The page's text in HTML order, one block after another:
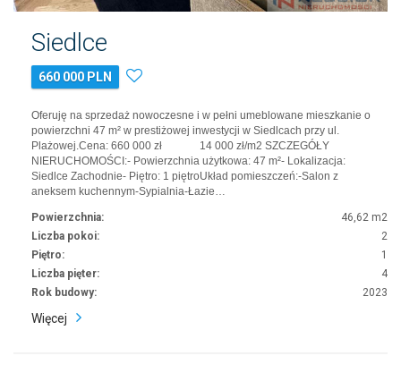
Siedlce
660 000 PLN
Oferuję na sprzedaż nowoczesne i w pełni umeblowane mieszkanie o
powierzchni 47 m² w prestiżowej inwestycji w Siedlcach przy ul.
Plażowej.Cena: 660 000 zł 14 000 zł/m2 SZCZEGÓŁY
NIERUCHOMOŚCI:- Powierzchnia użytkowa: 47 m²- Lokalizacja:
Siedlce Zachodnie- Piętro: 1 piętroUkład pomieszczeń:-Salon z
aneksem kuchennym-Sypialnia-Łazie…
Powierzchnia:
46,62 m2
Liczba pokoi:
2
Piętro:
1
Liczba pięter:
4
Rok budowy:
2023
Więcej